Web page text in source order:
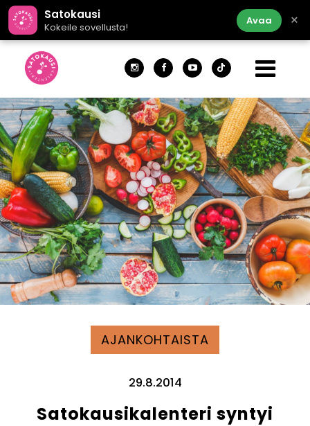
Satokausi
Kokeile sovellusta!
Avaa ×
AJANKOHTAISTA
29.8.2014
Satokausikalenteri syntyi